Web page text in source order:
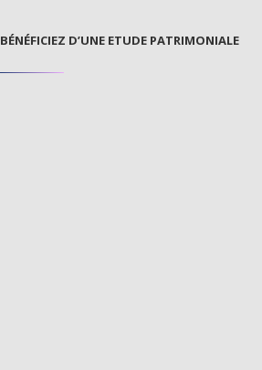
BÉNÉFICIEZ D’UNE ETUDE PATRIMONIALE